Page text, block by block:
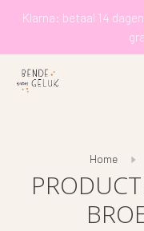
Klarna: betaal 14
Home